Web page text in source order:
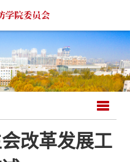
改革发展工